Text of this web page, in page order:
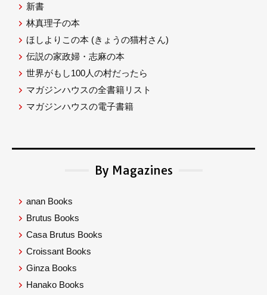
新書
林真理子の本
ほしよりこの本 (きょうの猫村さん)
伝説の家政婦・志麻の本
世界がもし100人の村だったら
マガジンハウスの全書籍リスト
マガジンハウスの電子書籍
By Magazines
anan Books
Brutus Books
Casa Brutus Books
Croissant Books
Ginza Books
Hanako Books